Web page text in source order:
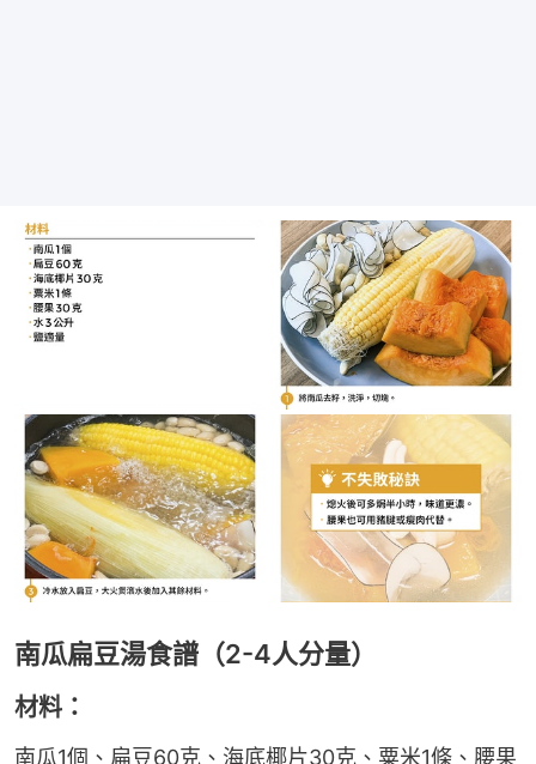
南瓜扁豆湯食譜（2-4人分量）
材料：
南瓜1個、扁豆60克、海底椰片30克、粟米1條、腰果